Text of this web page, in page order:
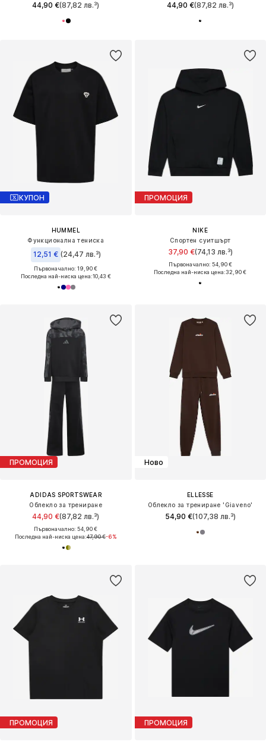
44,90 €(87,82 лв.³) 44,90 €(87,82 лв.³)
КУПОН
HUMMEL
Функционална тениска
12,51 € (24,47 лв.³)
Първоначално: 19,90 €
Последна най-ниска цена:10,43 €
ПРОМОЦИЯ
NIKE
Спортен суитшърт
37,90 €(74,13 лв.³)
Първоначално: 54,90 €
Последна най-ниска цена:32,90 €
ПРОМОЦИЯ
ADIDAS SPORTSWEAR
Облекло за трениране
44,90 €(87,82 лв.³)
Първоначално: 54,90 €
Последна най-ниска цена:47,90 €-6%
Ново
ELLESSE
Облекло за трениране 'Giaveno'
54,90 €(107,38 лв.³)
ПРОМОЦИЯ ПРОМОЦИЯ